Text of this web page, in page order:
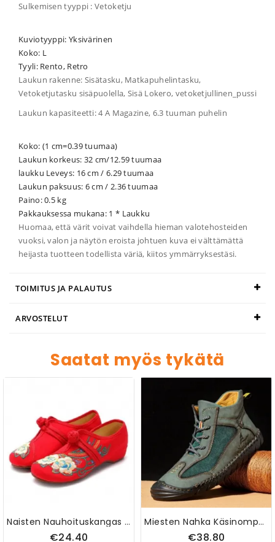
Sulkemisen tyyppi : Vetoketju
Kuviotyyppi: Yksivärinen
Koko: L
Tyyli: Rento, Retro
Laukun rakenne: Sisätasku, Matkapuhelintasku,
Vetoketjutasku sisäpuolella, Sisä Lokero, vetoketjullinen_pussi
Laukun kapasiteetti: 4 A Magazine, 6.3 tuuman puhelin
Koko: (1 cm=0.39 tuumaa)
Laukun korkeus: 32 cm/12.59 tuumaa
laukku Leveys: 16 cm / 6.29 tuumaa
Laukun paksuus: 6 cm / 2.36 tuumaa
Paino: 0.5 kg
Pakkauksessa mukana: 1 * Laukku
Huomaa, että värit voivat vaihdella hieman valotehosteiden
vuoksi, valon ja näytön eroista johtuen kuva ei välttämättä
heijasta tuotteen todellista väriä, kiitos ymmärryksestäsi.
TOIMITUS JA PALAUTUS
ARVOSTELUT
Saatat myös tykätä
Naisten Nauhoituskangas Kiinalainen Kirjailtu Kukkakukki
€24.40
Miesten Nahka Käsinompeleet Hengittävä Pehmeä Pohja Trendikäs Splicing Suljettu Varvasnauha Vapaa-Ajan Kengät
€38.80